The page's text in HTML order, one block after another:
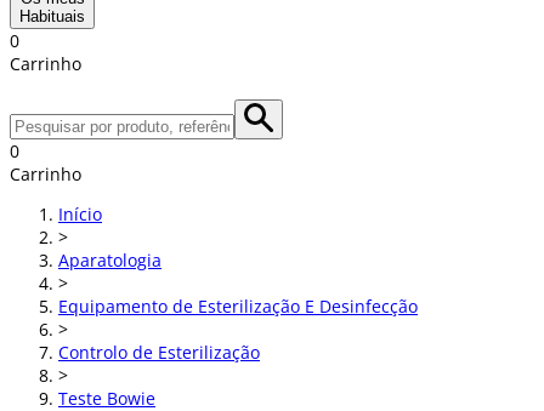
Habituais
0
Carrinho
0
Carrinho
Início
>
Aparatologia
>
Equipamento de Esterilização E Desinfecção
>
Controlo de Esterilização
>
Teste Bowie